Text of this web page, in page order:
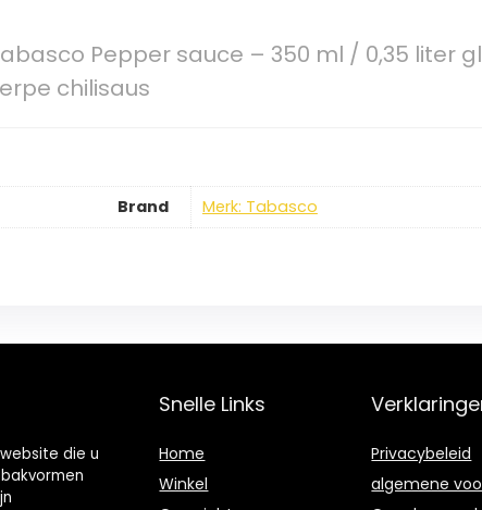
Pepper sauce – 350 ml / 0,35 liter
chilisaus
Brand Merk: Tabasco
die u
Snelle Links
Home
Winkel
Privacybeleid
algemene